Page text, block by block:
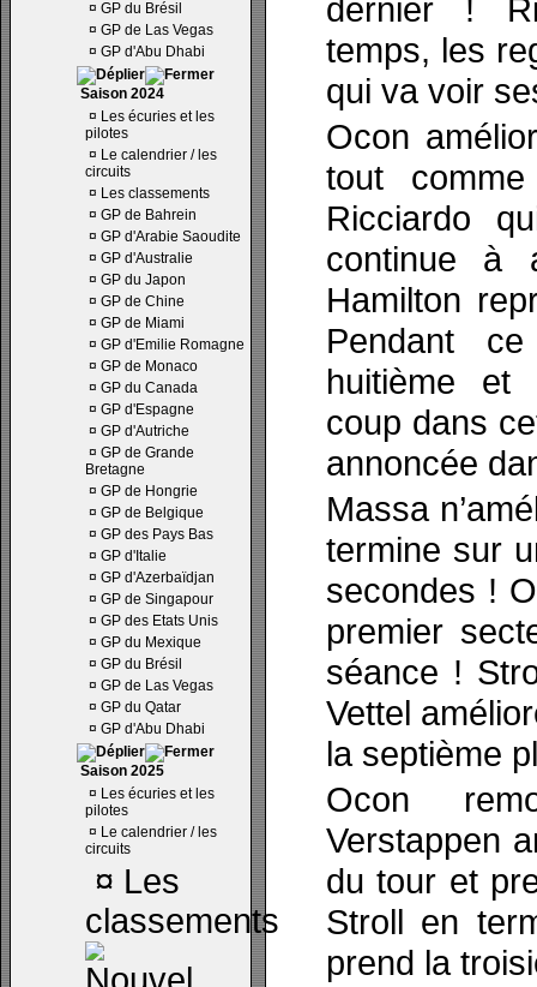
¤ GP du Brésil
¤ GP de Las Vegas
¤ GP d'Abu Dhabi
Saison 2024
¤ Les écuries et les
pilotes
¤ Le calendrier / les
circuits
¤ Les classements
¤ GP de Bahrein
¤ GP d'Arabie Saoudite
¤ GP d'Australie
¤ GP du Japon
¤ GP de Chine
¤ GP de Miami
¤ GP d'Emilie Romagne
¤ GP de Monaco
¤ GP du Canada
¤ GP d'Espagne
¤ GP d'Autriche
¤ GP de Grande
Bretagne
¤ GP de Hongrie
¤ GP de Belgique
¤ GP des Pays Bas
¤ GP d'Italie
¤ GP d'Azerbaïdjan
¤ GP de Singapour
¤ GP des Etats Unis
¤ GP du Mexique
¤ GP du Brésil
¤ GP de Las Vegas
¤ GP du Qatar
¤ GP d'Abu Dhabi
Saison 2025
¤ Les écuries et les
pilotes
¤ Le calendrier / les
circuits
¤ Les
classements
dernier !
temps, les
qui va voir
Ocon
tout
Ricciardo
continue à
Hamilton
Pendant
huitième et
coup dans
annoncée
Massa
termine sur
secondes !
premier
séance !
Vettel
la septième
Ocon
Verstappen
du tour et
Stroll en
prend la